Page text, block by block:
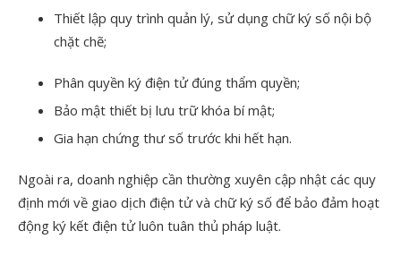
Thiết lập quy trình quản lý, sử dụng chữ ký số nội bộ
chặt chẽ;
Phân quyền ký điện tử đúng thẩm quyền;
Bảo mật thiết bị lưu trữ khóa bí mật;
Gia hạn chứng thư số trước khi hết hạn.
Ngoài ra, doanh nghiệp cần thường xuyên cập nhật các quy
định mới về giao dịch điện tử và chữ ký số để bảo đảm hoạt
động ký kết điện tử luôn tuân thủ pháp luật.